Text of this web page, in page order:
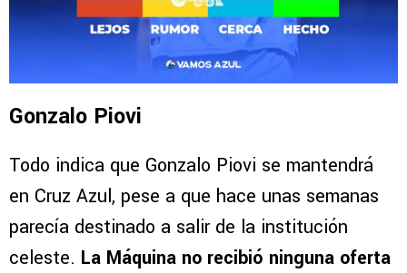
Gonzalo Piovi
Todo indica que Gonzalo Piovi se mantendrá
en Cruz Azul, pese a que hace unas semanas
parecía destinado a salir de la institución
celeste. La Máquina no recibió ninguna oferta